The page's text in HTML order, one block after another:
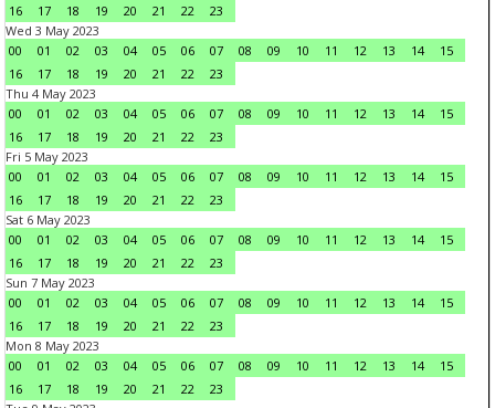
16
17 18 19 20 21 22
23
Wed 3 May 2023
00
01 02 03 04 05 06 07 08 09 10 11 12 13 14
15
16
17 18 19 20 21 22
23
Thu 4 May 2023
00
01 02 03 04 05 06 07 08 09 10 11 12 13 14
15
16
17 18 19 20 21 22
23
Fri 5 May 2023
00
01 02 03 04 05 06 07 08 09 10 11 12 13 14
15
16
17 18 19 20 21 22
23
Sat 6 May 2023
00
01 02 03 04 05 06 07 08 09 10 11 12 13 14
15
16
17 18 19 20 21 22
23
Sun 7 May 2023
00
01 02 03 04 05 06 07 08 09 10 11 12 13 14
15
16
17 18 19 20 21 22
23
Mon 8 May 2023
00
01 02 03 04 05 06 07 08 09 10 11 12 13 14
15
16
17 18 19 20 21 22
23